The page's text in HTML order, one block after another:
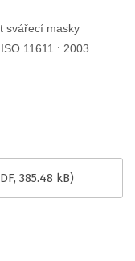
svářecí masky
11611 : 2003
385.48 kB)